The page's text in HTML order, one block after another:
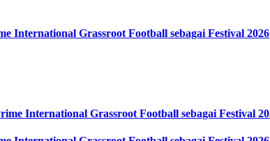
International Grassroot Football sebagai Festival 2026